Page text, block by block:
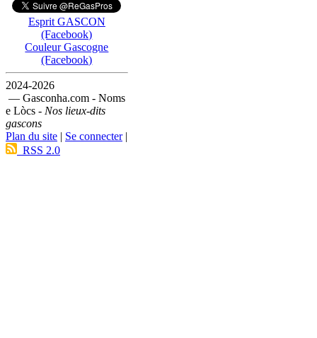
Esprit GASCON
(Facebook)
Couleur Gascogne
(Facebook)
2024-2026
— Gasconha.com - Noms
e Lòcs - Nos lieux-dits
gascons
Plan du site | Se connecter|
RSS 2.0